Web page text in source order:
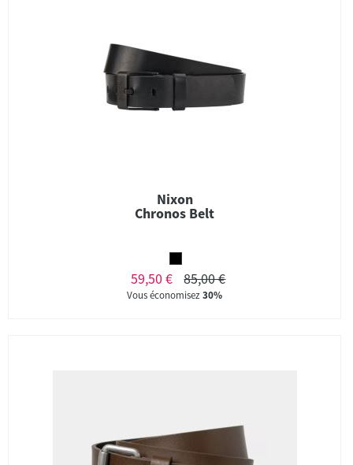
Nixon
Chronos Belt
59,50 € 85,00 €
Vous économisez30%